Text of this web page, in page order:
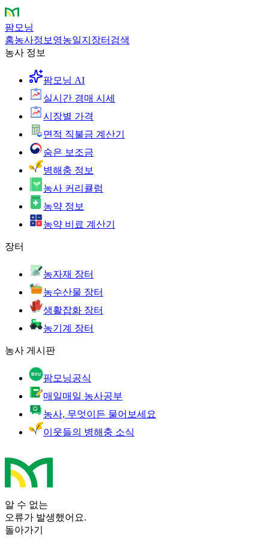
팜모닝
홈농사정보 영농일지 장터 검색
농사 정보
팜모닝 AI
실시간 경매 시세
시장별 가격
면적 직불금 계산기
숨은 보조금
병해충 정보
농사 커리큘럼
농약 정보
농약 비료 계산기
장터
농자재 장터
농수산물 장터
생활잡화 장터
농기계 장터
농사 게시판
팜모닝공식
매일매일 농사공부
농사, 무엇이든 물어보세요
이웃들의 병해충 소식
알 수 없는
오류가 발생했어요.
돌아가기